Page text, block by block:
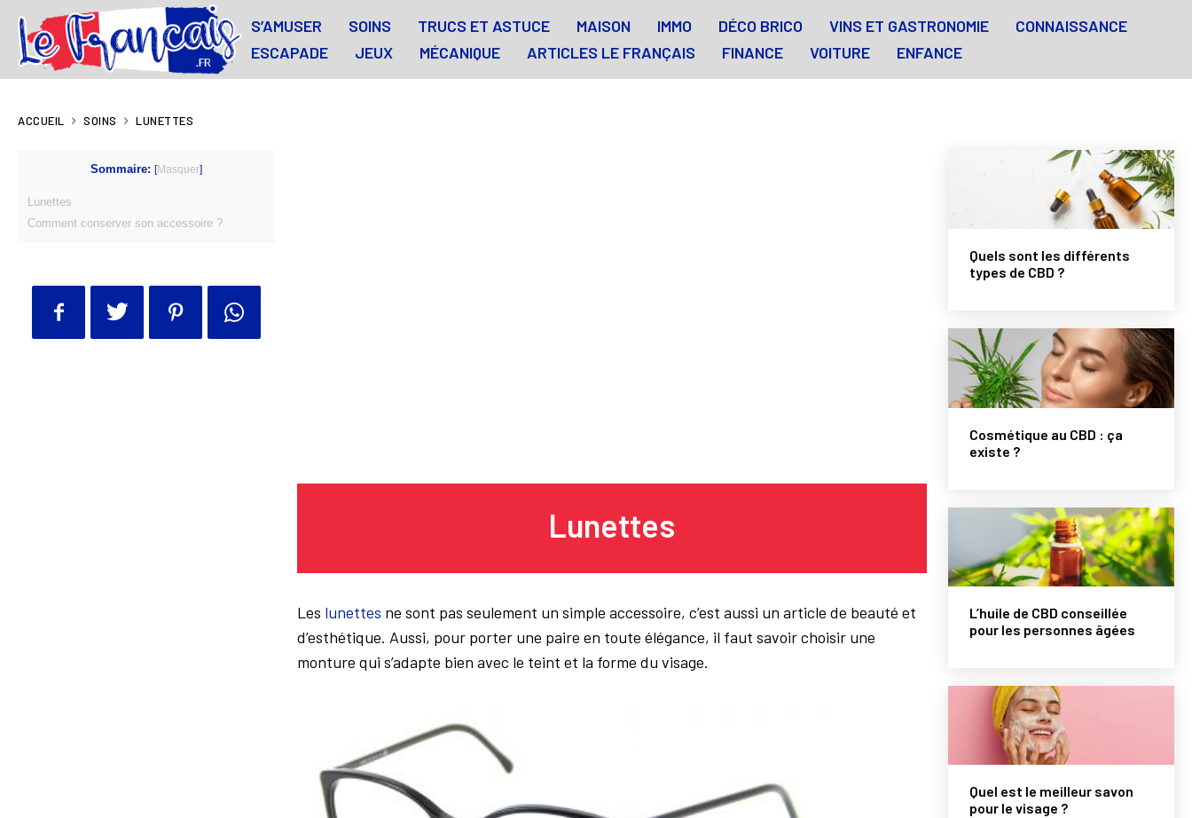
S’AMUSER SOINS TRUCS ET ASTUCE MAISON IMMO DÉCO BRICO VINS ET GASTRONOMIE
CONNAISSANCE
ESCAPADE
JEUX MÉCANIQUE ARTICLES LE FRANÇAIS FINANCE VOITURE ENFANCE
ACCUEIL SOINS LUNETTES
Sommaire: [Masquer]
Lunettes
Comment conserver son accessoire ?
Lunettes
Les lunettes ne sont pas seulement un simple accessoire, c’est aussi un article de beauté et
d’esthétique. Aussi, pour porter une paire en toute élégance, il faut savoir choisir une
monture qui s’adapte bien avec le teint et la forme du visage.
Quels sont les différents
types de CBD ?
Cosmétique au CBD : ça
existe ?
L’huile de CBD conseillée
pour les personnes âgées
Quel est le meilleur savon
pour le visage ?